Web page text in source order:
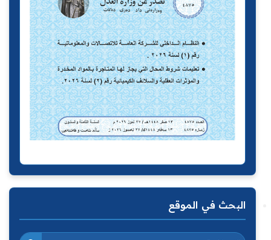
البحث في الموقع